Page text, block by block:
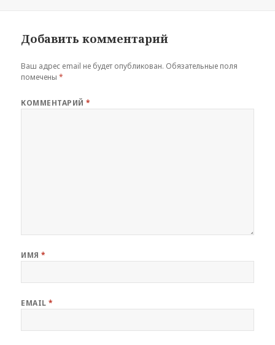
Добавить комментарий
Ваш адрес email не будет опубликован. Обязательные поля
помечены*
КОММЕНТАРИЙ*
ИМЯ*
EMAIL*